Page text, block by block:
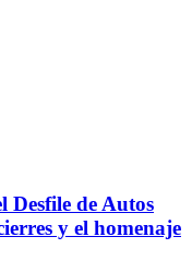
Desfile de Autos
y el homenaje